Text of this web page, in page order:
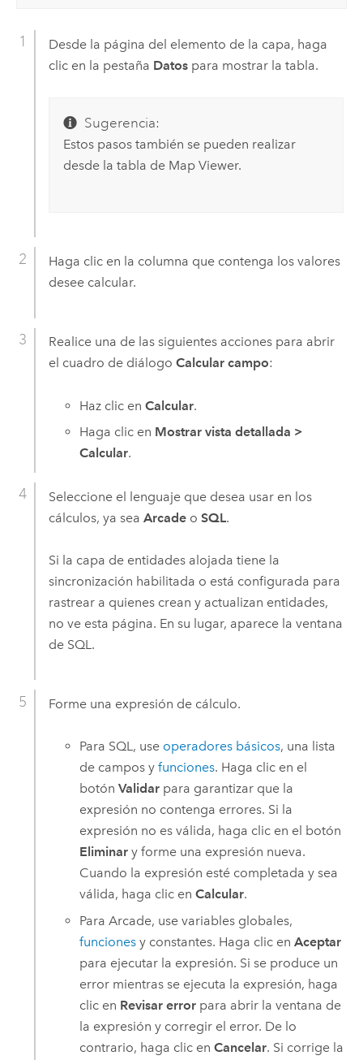
Desde la página del elemento de la capa, haga
clic en la pestaña Datospara mostrar la tabla.
Sugerencia:
Estos pasos también se pueden realizar
desde la tabla de Map Viewer.
Haga clic en la columna que contenga los valores
desee calcular.
Realice una de las siguientes acciones para abrir
el cuadro de diálogo Calcular campo:
Haz clic enCalcular.
Haga clic en Mostrar vista detallada >
Calcular.
Seleccione el lenguaje que desea usar en los
cálculos, ya sea Arcadeo SQL.
Si la capa de entidades alojada tiene la
sincronización habilitada o está configurada para
rastrear a quienes crean y actualizan entidades,
no ve esta página. En su lugar, aparece la ventana
de SQL.
Forme una expresión de cálculo.
Para SQL, use operadores básicos, una lista
de campos yfunciones. Haga clic en el
botónValidar para garantizar que la
expresión no contenga errores. Si la
expresión no es válida, haga clic en el botón
Eliminar y forme una expresión nueva.
Cuando la expresión esté completada y sea
válida, haga clic enCalcular.
Para Arcade, use variables globales,
funciones y constantes. Haga clic enAceptar
para ejecutar la expresión. Si se produce un
error mientras se ejecuta la expresión, haga
clic en Revisar error para abrir la ventana de
la expresión y corregir el error. De lo
contrario, haga clic enCancelar. Si corrige la